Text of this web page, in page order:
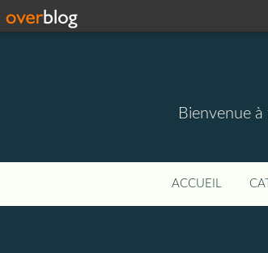
Bienvenue
ACCUEIL